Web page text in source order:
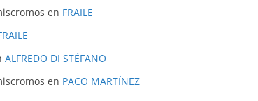
en FRAILE
ALFREDO DI STÉFANO
en PACO MARTÍNEZ